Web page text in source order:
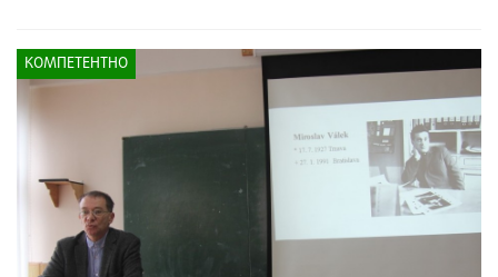
КОМПЕТЕНТНО